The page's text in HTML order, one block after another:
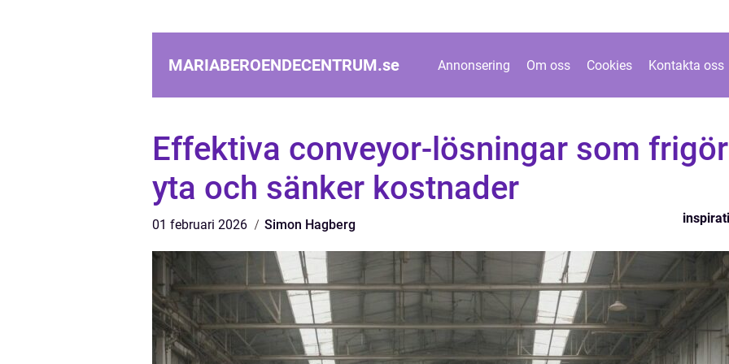
MARIABEROENDECENTRUM.se Annonsering Om oss Cookies Kontakta oss
Effektiva conveyor-lösningar som frigör
yta och sänker kostnader
01 februari 2026 Simon Hagberg